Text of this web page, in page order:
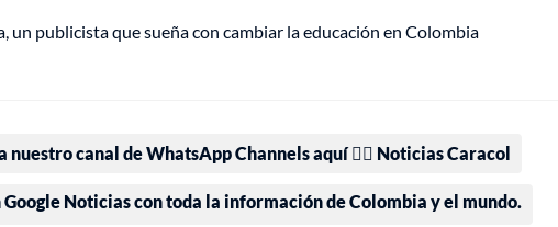
un publicista que sueña con cambiar la educación en Colombia
nuestro canal de WhatsApp Channels aquí 👉🏻 Noticias Caracol
Noticias con toda la información de Colombia y el mundo.